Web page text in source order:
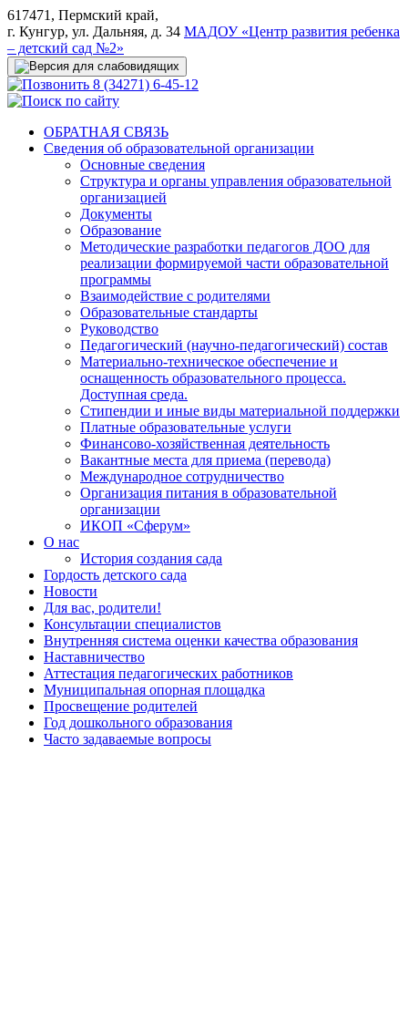
617471, Пермский край,
г. Кунгур, ул. Дальняя, д. 34 МАДОУ «Центр развития ребенка
– детский сад №2»
8 (34271) 6-45-12
ОБРАТНАЯ СВЯЗЬ
Сведения об образовательной организации
Основные сведения
Структура и органы управления образовательной
организацией
Документы
Образование
Методические разработки педагогов ДОО для
реализации формируемой части образовательной
программы
Взаимодействие с родителями
Образовательные стандарты
Руководство
Педагогический (научно-педагогический) состав
Материально-техническое обеспечение и
оснащенность образовательного процесса.
Доступная среда.
Стипендии и иные виды материальной поддержки
Платные образовательные услуги
Финансово-хозяйственная деятельность
Вакантные места для приема (перевода)
Международное сотрудничество
Организация питания в образовательной
организации
ИКОП «Сферум»
О нас
История создания сада
Гордость детского сада
Новости
Для вас, родители!
Консультации специалистов
Внутренняя система оценки качества образования
Наставничество
Аттестация педагогических работников
Муниципальная опорная площадка
Просвещение родителей
Год дошкольного образования
Часто задаваемые вопросы